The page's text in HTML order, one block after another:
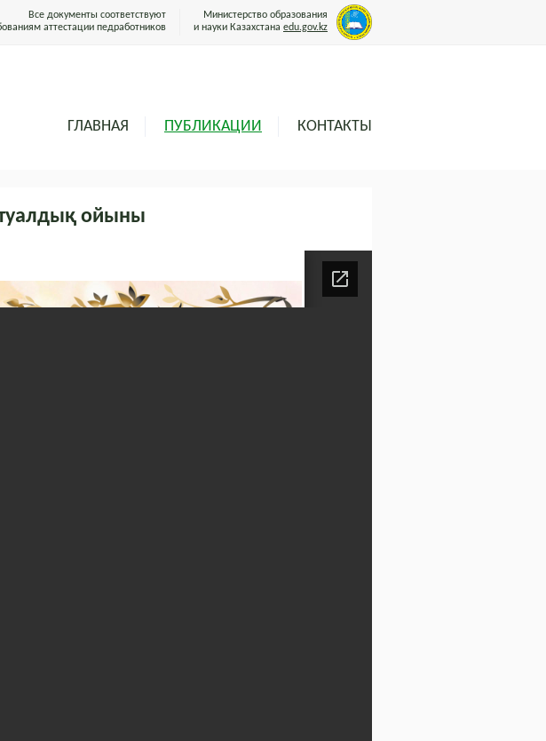
Все документы соответствуют
аттестации педработников
Министерство образования
и науки Казахстана edu.gov.kz
ГЛАВНАЯ ПУБЛИКАЦИИ КОНТАКТЫ
ойыны